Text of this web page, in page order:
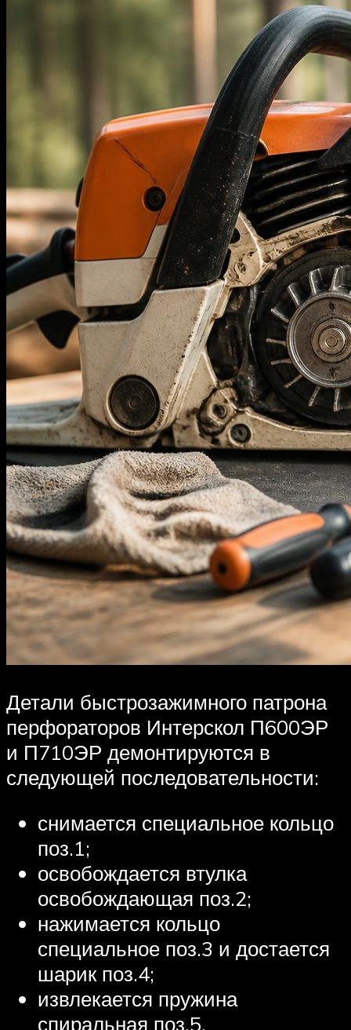
Детали быстрозажимного патрона
перфораторов Интерскол П600ЭР
и П710ЭР демонтируются в
следующей последовательности:
снимается специальное кольцо
поз.1;
освобождается втулка
освобождающая поз.2;
нажимается кольцо
специальное поз.3 и достается
шарик поз.4;
извлекается пружина
спиральная поз.5.